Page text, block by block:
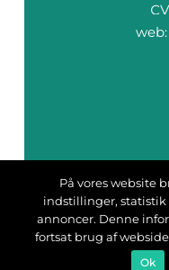
web:
På vores website
indstillinger, statistik
annoncer. Denne
fortsat brug af
Ok